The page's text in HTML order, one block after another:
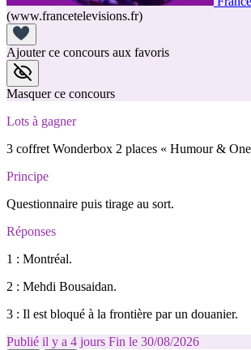
(www.francetelevisions.fr)
Ajouter ce concours aux favoris
Masquer ce concours
Lots à gagner
3 coffret Wonderbox 2 places « Humour &
Principe
Questionnaire puis tirage au sort.
Réponses
1 : Montréal.
2 : Mehdi Bousaidan.
3 : Il est bloqué à la frontière par un douanier.
Publié il y a 4 jours Fin le 30/08/2026